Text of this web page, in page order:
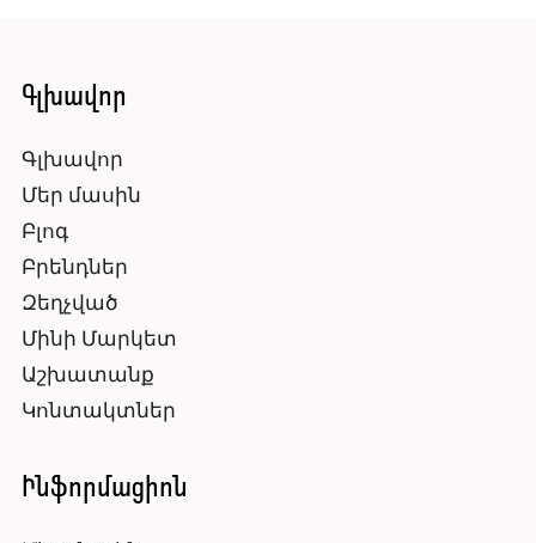
Գլխավոր
Գլխավոր
Մեր մասին
Բլոգ
Բրենդներ
Զեղչված
Մինի Մարկետ
Աշխատանք
Կոնտակտներ
Ինֆորմացիոն